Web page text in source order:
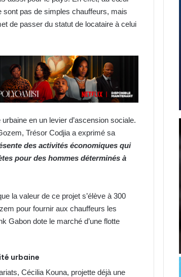
sont pas de simples chauffeurs, mais
de passer du statut de locataire à celui
en un levier d’ascension sociale.
Trésor Codjia a exprimé sa
des activités économiques qui
pour des hommes déterminés à
la valeur de ce projet s’élève à 300
pour fournir aux chauffeurs les
Gabon dote le marché d’une flotte
urbaine
Cécilia Kouna, projette déjà une